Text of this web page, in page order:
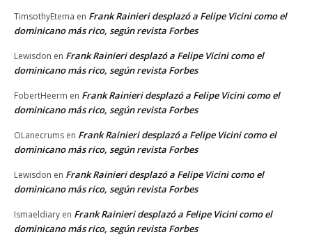
TimsothyEtema en Frank Rainieri desplazó a Felipe Vicini como el
dominicano más rico, según revista Forbes
Lewisdon en Frank Rainieri desplazó a Felipe Vicini como el
dominicano más rico, según revista Forbes
FobertHeerm en Frank Rainieri desplazó a Felipe Vicini como el
dominicano más rico, según revista Forbes
OLanecrums en Frank Rainieri desplazó a Felipe Vicini como el
dominicano más rico, según revista Forbes
Lewisdon en Frank Rainieri desplazó a Felipe Vicini como el
dominicano más rico, según revista Forbes
Ismaeldiary en Frank Rainieri desplazó a Felipe Vicini como el
dominicano más rico, según revista Forbes